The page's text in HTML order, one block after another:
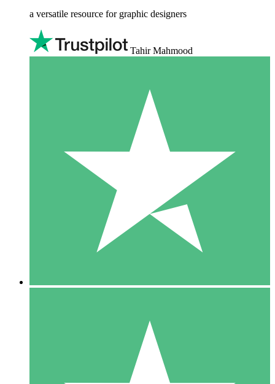
a versatile resource for graphic designers
Tahir Mahmood